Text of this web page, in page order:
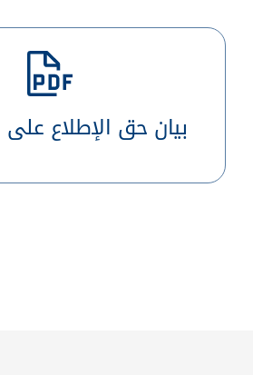
بيان حق الإطلاع على